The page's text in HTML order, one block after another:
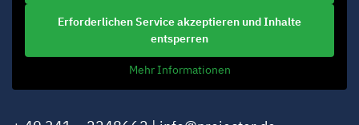
Erforderlichen Service akzeptieren und Inhalte
entsperren
Mehr Informationen